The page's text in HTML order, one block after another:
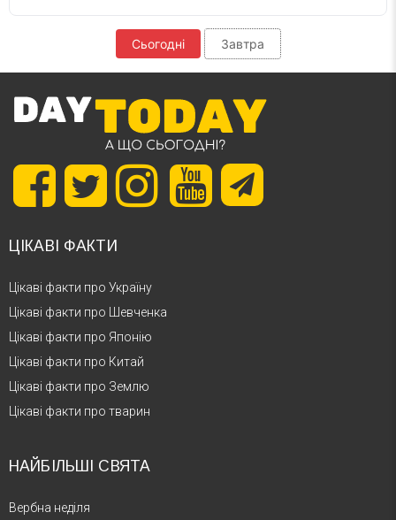
Сьогодні Завтра
ЦІКАВІ ФАКТИ
Цікаві факти про Україну
Цікаві факти про Шевченка
Цікаві факти про Японію
Цікаві факти про Китай
Цікаві факти про Землю
Цікаві факти про тварин
НАЙБІЛЬШІ СВЯТА
Вербна неділя